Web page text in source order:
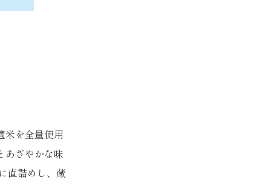
米を全量使用
あざやかな味
直詰めし、蔵